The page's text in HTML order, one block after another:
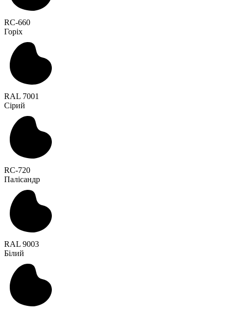
RC-660
Горіх
RAL 7001
Сірий
RC-720
Палісандр
RAL 9003
Білий